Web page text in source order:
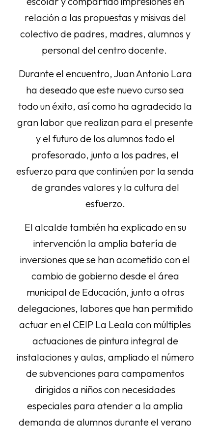
relación a las propuestas y misivas del
colectivo de padres, madres, alumnos y
personal del centro docente.
Durante el encuentro, Juan Antonio Lara
ha deseado que este nuevo curso sea
todo un éxito, así como ha agradecido la
gran labor que realizan para el presente
y el futuro de los alumnos todo el
profesorado, junto a los padres, el
esfuerzo para que continúen por la senda
de grandes valores y la cultura del
esfuerzo.
El alcalde también ha explicado en su
intervención la amplia batería de
inversiones que se han acometido con el
cambio de gobierno desde el área
municipal de Educación, junto a otras
delegaciones, labores que han permitido
actuar en el CEIP La Leala con múltiples
actuaciones de pintura integral de
instalaciones y aulas, ampliado el número
de subvenciones para campamentos
dirigidos a niños con necesidades
especiales para atender a la amplia
demanda de alumnos durante el verano